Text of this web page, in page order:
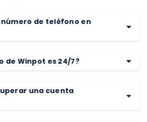
de teléfono en
de Winpot es 24/7?
una cuenta